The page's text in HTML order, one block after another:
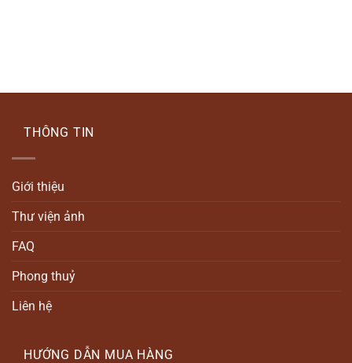
THÔNG TIN
Giới thiệu
Thư viện ảnh
FAQ
Phong thuỷ
Liên hệ
HƯỚNG DẪN MUA HÀNG